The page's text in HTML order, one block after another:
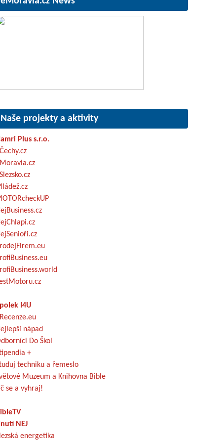
Naše projekty a aktivity
Plus s.r.o.
I4U
nápad
Do Škol
+
techniku a řemeslo
Muzeum a Knihovna Bible
se a vyhraj!
NEJ
energetika